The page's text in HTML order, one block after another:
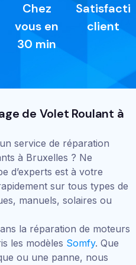
Chez
vous en
30 min
client
de Volet Roulant à
service de réparation
à Bruxelles ? Ne
d’experts est à votre
sur tous types de
manuels, solaires ou
la réparation de moteurs
les modèles Somfy. Que
ou une panne, nous